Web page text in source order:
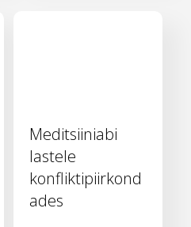
Meditsiiniabi
lastele
konfliktipiirkond
ades